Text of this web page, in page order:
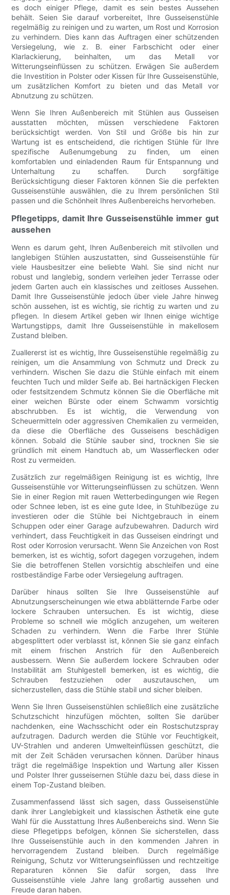
es doch einiger Pflege, damit es sein bestes Aussehen
behält. Seien Sie darauf vorbereitet, Ihre Gusseisenstühle
regelmäßig zu reinigen und zu warten, um Rost und Korrosion
zu verhindern. Dies kann das Auftragen einer schützenden
Versiegelung, wie z. B. einer Farbschicht oder einer
Klarlackierung, beinhalten, um das Metall vor
Witterungseinflüssen zu schützen. Erwägen Sie außerdem
die Investition in Polster oder Kissen für Ihre Gusseisenstühle,
um zusätzlichen Komfort zu bieten und das Metall vor
Abnutzung zu schützen.
Wenn Sie Ihren Außenbereich mit Stühlen aus Gusseisen
ausstatten möchten, müssen verschiedene Faktoren
berücksichtigt werden. Von Stil und Größe bis hin zur
Wartung ist es entscheidend, die richtigen Stühle für Ihre
spezifische Außenumgebung zu finden, um einen
komfortablen und einladenden Raum für Entspannung und
Unterhaltung zu schaffen. Durch sorgfältige
Berücksichtigung dieser Faktoren können Sie die perfekten
Gusseisenstühle auswählen, die zu Ihrem persönlichen Stil
passen und die Schönheit Ihres Außenbereichs hervorheben.
Pflegetipps, damit Ihre Gusseisenstühle immer gut
aussehen
Wenn es darum geht, Ihren Außenbereich mit stilvollen und
langlebigen Stühlen auszustatten, sind Gusseisenstühle für
viele Hausbesitzer eine beliebte Wahl. Sie sind nicht nur
robust und langlebig, sondern verleihen jeder Terrasse oder
jedem Garten auch ein klassisches und zeitloses Aussehen.
Damit Ihre Gusseisenstühle jedoch über viele Jahre hinweg
schön aussehen, ist es wichtig, sie richtig zu warten und zu
pflegen. In diesem Artikel geben wir Ihnen einige wichtige
Wartungstipps, damit Ihre Gusseisenstühle in makellosem
Zustand bleiben.
Zuallererst ist es wichtig, Ihre Gusseisenstühle regelmäßig zu
reinigen, um die Ansammlung von Schmutz und Dreck zu
verhindern. Wischen Sie dazu die Stühle einfach mit einem
feuchten Tuch und milder Seife ab. Bei hartnäckigen Flecken
oder festsitzendem Schmutz können Sie die Oberfläche mit
einer weichen Bürste oder einem Schwamm vorsichtig
abschrubben. Es ist wichtig, die Verwendung von
Scheuermitteln oder aggressiven Chemikalien zu vermeiden,
da diese die Oberfläche des Gusseisens beschädigen
können. Sobald die Stühle sauber sind, trocknen Sie sie
gründlich mit einem Handtuch ab, um Wasserflecken oder
Rost zu vermeiden.
Zusätzlich zur regelmäßigen Reinigung ist es wichtig, Ihre
Gusseisenstühle vor Witterungseinflüssen zu schützen. Wenn
Sie in einer Region mit rauen Wetterbedingungen wie Regen
oder Schnee leben, ist es eine gute Idee, in Stuhlbezüge zu
investieren oder die Stühle bei Nichtgebrauch in einem
Schuppen oder einer Garage aufzubewahren. Dadurch wird
verhindert, dass Feuchtigkeit in das Gusseisen eindringt und
Rost oder Korrosion verursacht. Wenn Sie Anzeichen von Rost
bemerken, ist es wichtig, sofort dagegen vorzugehen, indem
Sie die betroffenen Stellen vorsichtig abschleifen und eine
rostbeständige Farbe oder Versiegelung auftragen.
Darüber hinaus sollten Sie Ihre Gusseisenstühle auf
Abnutzungserscheinungen wie etwa abblätternde Farbe oder
lockere Schrauben untersuchen. Es ist wichtig, diese
Probleme so schnell wie möglich anzugehen, um weiteren
Schaden zu verhindern. Wenn die Farbe Ihrer Stühle
abgesplittert oder verblasst ist, können Sie sie ganz einfach
mit einem frischen Anstrich für den Außenbereich
ausbessern. Wenn Sie außerdem lockere Schrauben oder
Instabilität am Stuhlgestell bemerken, ist es wichtig, die
Schrauben festzuziehen oder auszutauschen, um
sicherzustellen, dass die Stühle stabil und sicher bleiben.
Wenn Sie Ihren Gusseisenstühlen schließlich eine zusätzliche
Schutzschicht hinzufügen möchten, sollten Sie darüber
nachdenken, eine Wachsschicht oder ein Rostschutzspray
aufzutragen. Dadurch werden die Stühle vor Feuchtigkeit,
UV-Strahlen und anderen Umwelteinflüssen geschützt, die
mit der Zeit Schäden verursachen können. Darüber hinaus
trägt die regelmäßige Inspektion und Wartung aller Kissen
und Polster Ihrer gusseisernen Stühle dazu bei, dass diese in
einem Top-Zustand bleiben.
Zusammenfassend lässt sich sagen, dass Gusseisenstühle
dank ihrer Langlebigkeit und klassischen Ästhetik eine gute
Wahl für die Ausstattung Ihres Außenbereichs sind. Wenn Sie
diese Pflegetipps befolgen, können Sie sicherstellen, dass
Ihre Gusseisenstühle auch in den kommenden Jahren in
hervorragendem Zustand bleiben. Durch regelmäßige
Reinigung, Schutz vor Witterungseinflüssen und rechtzeitige
Reparaturen können Sie dafür sorgen, dass Ihre
Gusseisenstühle viele Jahre lang großartig aussehen und
Freude daran haben.